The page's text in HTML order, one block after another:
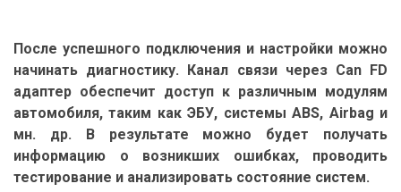
После успешного подключения и настройки можно
начинать диагностику. Канал связи через Can FD
адаптер обеспечит доступ к различным модулям
автомобиля, таким как ЭБУ, системы ABS, Airbag и
мн. др. В результате можно будет получать
информацию о возникших ошибках, проводить
тестирование и анализировать состояние систем.